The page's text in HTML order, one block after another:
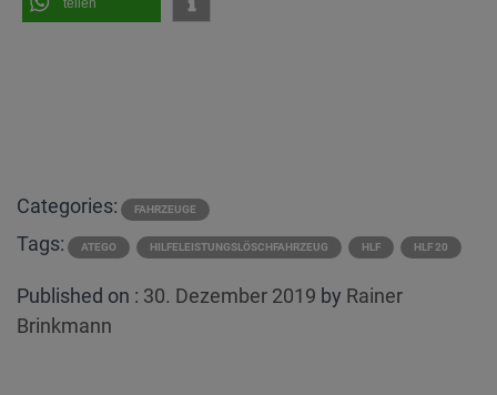
teilen
Categories: FAHRZEUGE
Tags: ATEGO HILFELEISTUNGSLÖSCHFAHRZEUG HLF HLF 20
Published on : Posted
30. Dezember 2019 by Rainer
Brinkmann